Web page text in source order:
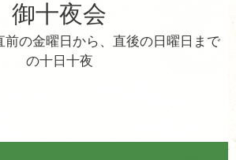
御十夜会
前の金曜日から、直後の日曜日まで
の十日十夜